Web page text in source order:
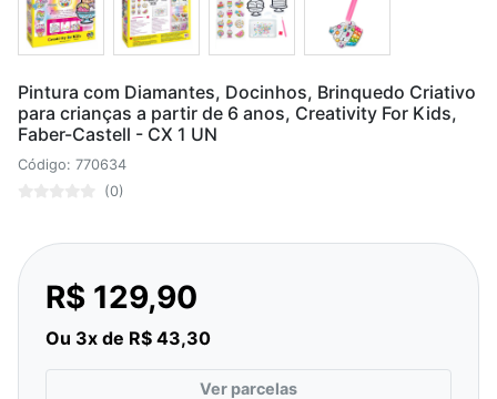
Pintura com Diamantes, Docinhos, Brinquedo Criativo
para crianças a partir de 6 anos, Creativity For Kids,
Faber-Castell - CX 1 UN
Código: 770634
(0)
R$ 129,90
Ou 3x de R$ 43,30
Ver parcelas